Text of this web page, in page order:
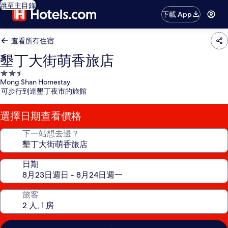
跳至主目錄
下載 App
查看所有住宿
墾丁大街萌香旅店
2.5
星
級
住
宿
Mong Shan Homestay
可步行到達墾丁夜市的旅館
選擇日期查看價格
下一站想去邊？
日期
旅客